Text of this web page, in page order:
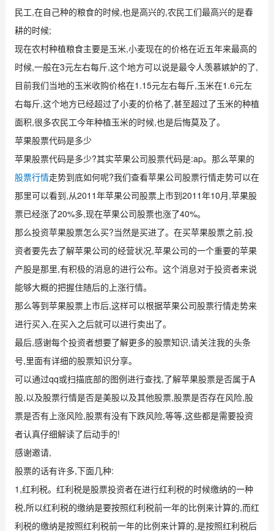
民工,在自己种的粮食的时候,也是高兴的,农民工们最高兴的是春
耕的时候;
现在农村种植粮食主要是玉米,小麦现在的价格在近五年来最高的
时候,一般在3元左右每斤,这个地方可以说是最令人羡慕嫉妒的了,
目前我们当地的玉米收购价格在1.15元左右每斤,玉米在1.6元左
右每斤,这个地方已经超过了小麦的价格了,甚至超过了玉米的种植
面积,很多农民工今年种植玉米的时候,也是后悔莫及了。
苹果股票代码是多少
苹果股票代码是多少?其实苹果公司股票代码是:ap。那么苹果的
股票行情走势到底如何呢?我们查看苹果公司股票行情走势可以在
那里可以看到,从2011年苹果公司股票上市到2011年10月,苹果股
票已经涨了20%多,现在苹果公司股票也涨了40%。
那么投资苹果股票怎么买?当然是买进了。在买苹果股票之前,投
资者要先去了解苹果公司的经营状况,苹果公司的一个重要的苹果
产股是那里,有积极的消息的进行公布。这个消息对于投资者来说
能够大概的把握住随后的上涨行情。
那么等到苹果股票上市后,这样可以根据苹果公司股票行情走势来
进行买入,在买入之后就可以进行卖出了。
最后,感谢每个投资者想要了解更多的股票知识,请关注我的头条
号,里面有详细的股票知识分享。
可以通过qq或扫描底部的图例进行查找,了解苹果股票是否属于A
股,以及股票行情是否是美股以及其他股票,股票是否存在风险,股
票是否有上涨风险,股票有没有下跌风险,等等,这些都是需要投资
者认真仔细解读了后动手的!
感谢邀请,
股票的话有许多,下面几种:
1,红利税。红利税是股票投资者在进行红利税的时候缴纳的一种
税,所以红利税的缴纳是要按照红利税前一年的比例来计算的,而红
利税的缴纳是按照红利税前一年的比例来计算的,是按照红利税后